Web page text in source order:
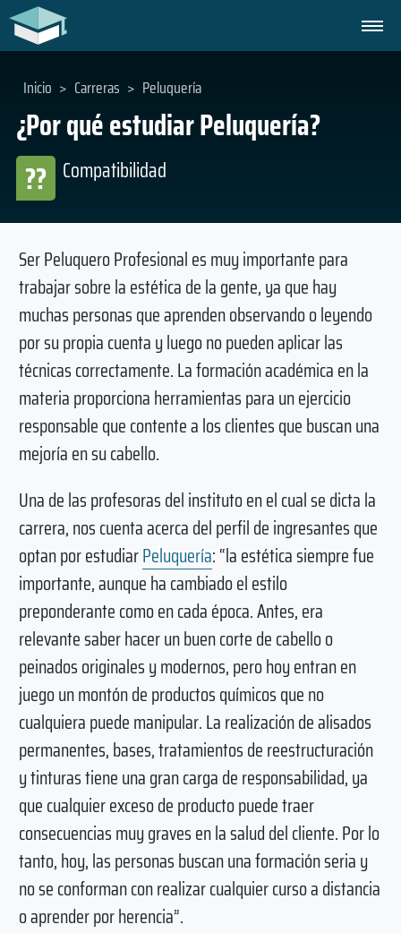
¿Por qué estudiar Peluquería?
Compatibilidad
??
Inicio > Carreras > Peluquería
Ser Peluquero Profesional es muy importante para
trabajar sobre la estética de la gente, ya que hay
muchas personas que aprenden observando o leyendo
por su propia cuenta y luego no pueden aplicar las
técnicas correctamente. La formación académica en la
materia proporciona herramientas para un ejercicio
responsable que contente a los clientes que buscan una
mejoría en su cabello.
Una de las profesoras del instituto en el cual se dicta la
carrera, nos cuenta acerca del perfil de ingresantes que
optan por estudiarPeluquería: “la estética siempre fue
importante, aunque ha cambiado el estilo
preponderante como en cada época. Antes, era
relevante saber hacer un buen corte de cabello o
peinados originales y modernos, pero hoy entran en
juego un montón de productos químicos que no
cualquiera puede manipular. La realización de alisados
permanentes, bases, tratamientos de reestructuración
y tinturas tiene una gran carga de responsabilidad, ya
que cualquier exceso de producto puede traer
consecuencias muy graves en la salud del cliente. Por lo
tanto, hoy, las personas buscan una formación seria y
no se conforman con realizar cualquier curso a distancia
o aprender por herencia”.